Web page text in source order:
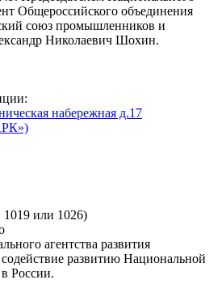
Общероссийского объединения
союз промышленников и
Николаевич Шохин.
набережная д.17
1019 или 1026)
агентства развития
развитию Национальной
России.